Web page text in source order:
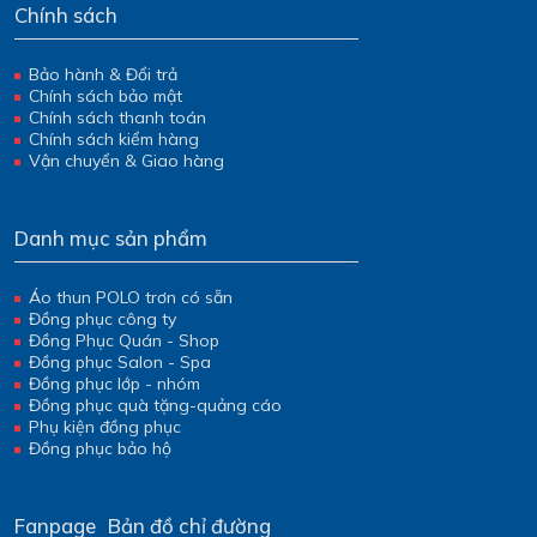
Chính sách
Bảo hành & Đổi trả
Chính sách bảo mật
Chính sách thanh toán
Chính sách kiểm hàng
Vận chuyển & Giao hàng
Danh mục sản phẩm
Áo thun POLO trơn có sẵn
Đồng phục công ty
Đồng Phục Quán - Shop
Đồng phục Salon - Spa
Đồng phục lớp - nhóm
Đồng phục quà tặng-quảng cáo
Phụ kiện đồng phục
Đồng phục bảo hộ
Fanpage Bản đồ chỉ đường